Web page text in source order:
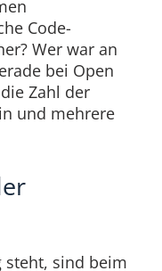
Code-
Wer war an
bei Open
Zahl der
und mehrere
steht, sind beim